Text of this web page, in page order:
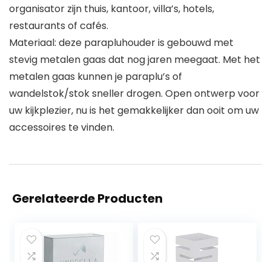
organisator zijn thuis, kantoor, villa’s, hotels,
restaurants of cafés.
Materiaal: deze parapluhouder is gebouwd met
stevig metalen gaas dat nog jaren meegaat. Met het
metalen gaas kunnen je paraplu’s of
wandelstok/stok sneller drogen. Open ontwerp voor
uw kijkplezier, nu is het gemakkelijker dan ooit om uw
accessoires te vinden.
Gerelateerde Producten